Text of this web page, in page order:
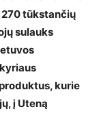
270 tūkstančių
sulauks
kurie
į Uteną